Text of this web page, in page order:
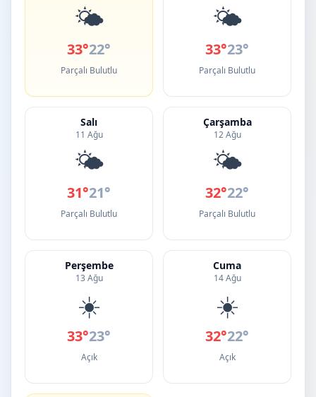
🌤️
33°22°
Parçalı Bulutlu
🌤️
33°23°
Parçalı Bulutlu
Salı
11 Ağu
🌤️
31°21°
Parçalı Bulutlu
Çarşamba
12 Ağu
🌤️
32°22°
Parçalı Bulutlu
Perşembe
13 Ağu
☀️
33°23°
Açık
Cuma
14 Ağu
☀️
32°22°
Açık